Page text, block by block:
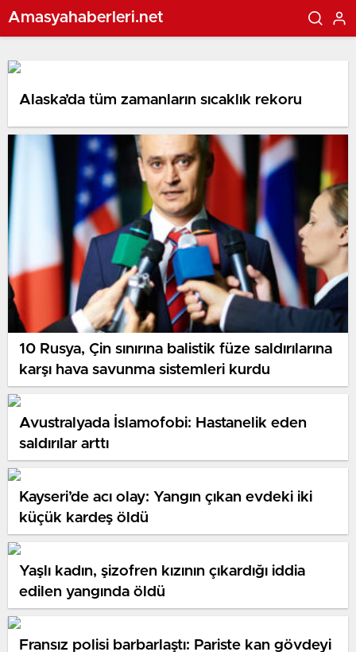
Amasyahaberleri.net
Alaska’da tüm zamanların sıcaklık rekoru
10 Rusya, Çin sınırına balistik füze saldırılarına
karşı hava savunma sistemleri kurdu
Avustralyada İslamofobi: Hastanelik eden
saldırılar arttı
Kayseri’de acı olay: Yangın çıkan evdeki iki
küçük kardeş öldü
Yaşlı kadın, şizofren kızının çıkardığı iddia
edilen yangında öldü
Fransız polisi barbarlaştı: Pariste kan gövdeyi